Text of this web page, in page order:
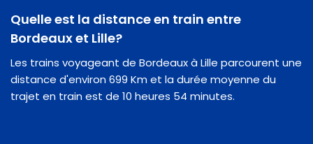
Quelle est la distance en train entre
Bordeaux et Lille?
Les trains voyageant de Bordeaux à Lille parcourent une
distance d'environ 699 Km et la durée moyenne du
trajet en train est de 10 heures 54 minutes.